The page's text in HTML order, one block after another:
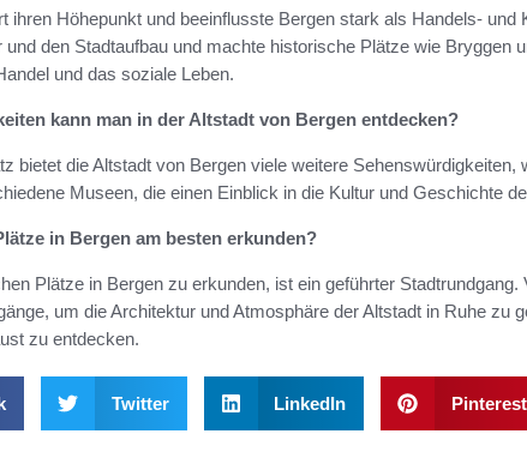
ihren Höhepunkt und beeinflusste Bergen stark als Handels- und
den Stadtaufbau und machte historische Plätze wie Bryggen
und das soziale Leben.
kann man in der Altstadt von Bergen entdecken?
bietet die Altstadt von Bergen viele weitere Sehenswürdigkeiten,
Museen, die einen Einblick in die Kultur und Geschichte
in Bergen am besten erkunden?
Plätze in Bergen zu erkunden, ist ein geführter Stadtrundgang.
um die Architektur und Atmosphäre der Altstadt in Ruhe zu
zu entdecken.
Twitter LinkedIn Pinterest